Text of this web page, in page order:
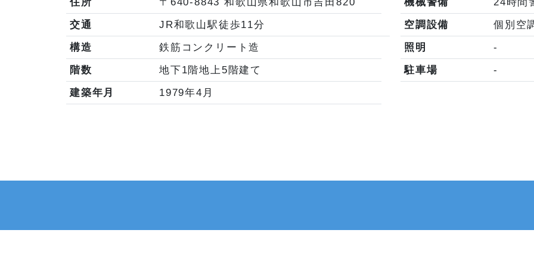
交通
JR和歌山駅徒歩11分
構造
鉄筋コンクリート造
階数
地下1階地上5階建て
建築年月
1979年4月
空調設備
個別空
照明
-
駐車場
-